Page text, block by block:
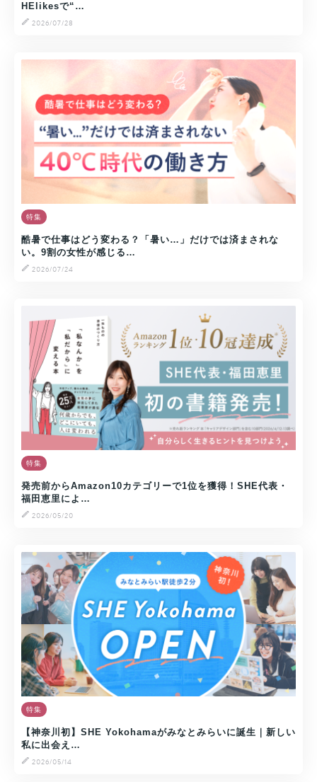
HElikesで“…
2026/07/28
特集
酷暑で仕事はどう変わる？「暑い…」だけでは済まされな
い。9割の女性が感じる…
2026/07/24
特集
発売前からAmazon10カテゴリーで1位を獲得！SHE代表・
福田恵里によ…
2026/05/20
特集
【神奈川初】SHE Yokohamaがみなとみらいに誕生｜新しい
私に出会え…
2026/05/14